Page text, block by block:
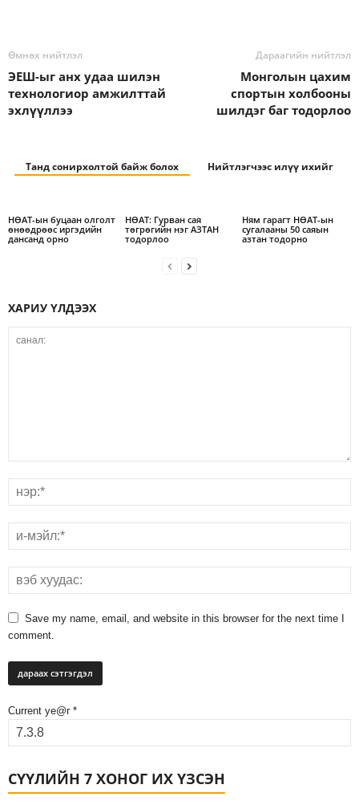
Өмнөх нийтлэл
ЭЕШ-ыг анх удаа шилэн
технологиор амжилттай
эхлүүллээ
Дараагийн нийтлэл
Монголын цахим
спортын холбооны
шилдэг баг тодорлоо
Танд сонирхолтой байж болох Нийтлэгчээс илүү ихийг
НӨАТ-ын буцаан олголт
өнөөдрөөс иргэдийн
дансанд орно
НӨАТ: Гурван сая
төгрөгийн нэг АЗТАН
тодорлоо
Ням гарагт НӨАТ-ын
сугалааны 50 саяын
азтан тодорно
ХАРИУ ҮЛДЭЭХ
Save my name, email, and website in this browser for the next time I
comment.
Current ye@r *
СҮҮЛИЙН 7 ХОНОГ ИХ ҮЗСЭН